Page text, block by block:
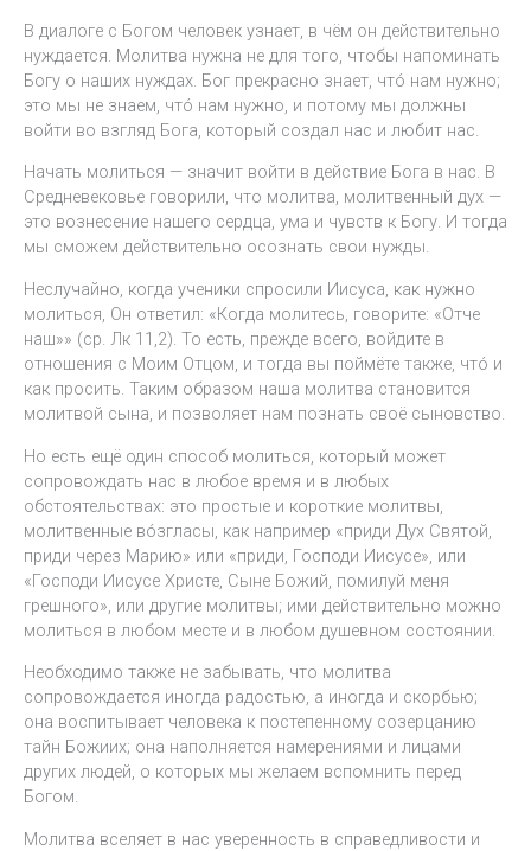
В диалоге с Богом человек узнает, в чём он действительно
нуждается. Молитва нужна не для того, чтобы напоминать
Богу о наших нуждах. Бог прекрасно знает, чтó нам нужно;
это мы не знаем, чтó нам нужно, и потому мы должны
войти во взгляд Бога, который создал нас и любит нас.
Начать молиться — значит войти в действие Бога в нас. В
Средневековье говорили, что молитва, молитвенный дух —
это вознесение нашего сердца, ума и чувств к Богу. И тогда
мы сможем действительно осознать свои нужды.
Неслучайно, когда ученики спросили Иисуса, как нужно
молиться, Он ответил: «Когда молитесь, говорите: «Отче
наш»» (ср. Лк 11,2). То есть, прежде всего, войдите в
отношения с Моим Отцом, и тогда вы поймёте также, чтó и
как просить. Таким образом наша молитва становится
молитвой сына, и позволяет нам познать своё сыновство.
Но есть ещё один способ молиться, который может
сопровождать нас в любое время и в любых
обстоятельствах: это простые и короткие молитвы,
молитвенные вóзгласы, как например «приди Дух Святой,
приди через Марию» или «приди, Господи Иисусе», или
«Господи Иисусе Христе, Сыне Божий, помилуй меня
грешного», или другие молитвы; ими действительно можно
молиться в любом месте и в любом душевном состоянии.
Необходимо также не забывать, что молитва
сопровождается иногда радостью, а иногда и скорбью;
она воспитывает человека к постепенному созерцанию
тайн Божиих; она наполняется намерениями и лицами
других людей, о которых мы желаем вспомнить перед
Богом.
Молитва вселяет в нас уверенность в справедливости и